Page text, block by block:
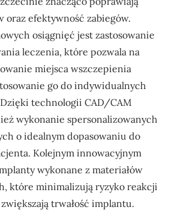
oraz efektywność zabiegów.
osiągnięć jest zastosowanie
leczenia, które pozwala na
miejsca wszczepienia
go do indywidualnych
technologii CAD/CAM
wykonanie spersonalizowanych
o idealnym dopasowaniu do
Kolejnym innowacyjnym
wykonane z materiałów
które minimalizują ryzyko reakcji
trwałość implantu.